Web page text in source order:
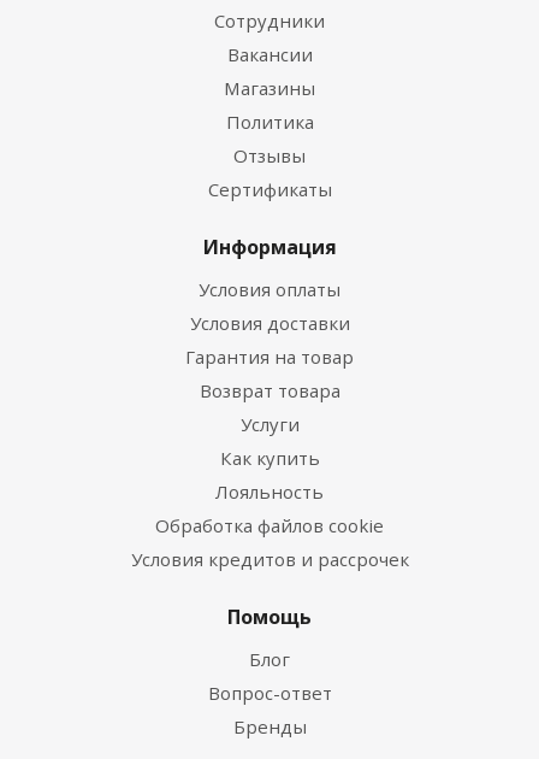
Сотрудники
Вакансии
Магазины
Политика
Отзывы
Сертификаты
Информация
Условия оплаты
Условия доставки
Гарантия на товар
Возврат товара
Услуги
Как купить
Лояльность
Обработка файлов cookie
Условия кредитов и рассрочек
Помощь
Блог
Вопрос-ответ
Бренды